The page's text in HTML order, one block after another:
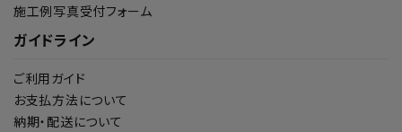
施工例写真受付フォーム
ガイドライン
ご利用ガイド
お支払方法について
納期・配送について